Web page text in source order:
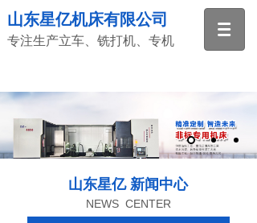
山东星亿机床有限公司
专注生产立车、铣打机、专机
山东星亿 新闻中心
NEWS CENTER